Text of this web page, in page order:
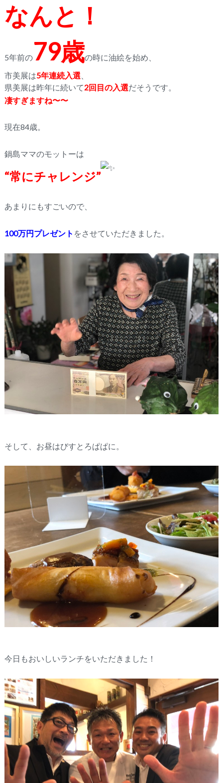
なんと！
5年前の79歳の時に油絵を始め、
市美展は5年連続入選
県美展は昨年に続いて2回目の入選だそうです。
凄すぎますね〜〜
現在84歳。
鍋島ママのモットーは
“常にチャレンジ”
あまりにもすごいので、
100万円プレゼント をさせていただきました。
そして、お昼はびすとろぱぱに。
今日もおいしいランチをいただきました！